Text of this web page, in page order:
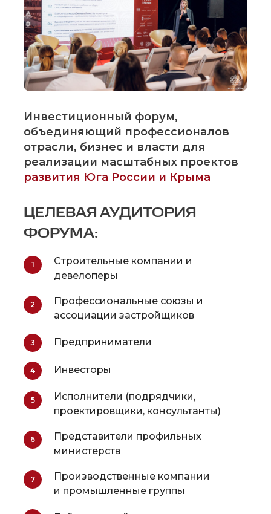
ЦЕЛЕВАЯ АУДИТОРИЯ
ФОРУМА:
Инвестиционный форум,
объединяющий профессионалов
отрасли, бизнес и власти для
реализации масштабных проектов
развития Юга России и Крыма
7
Производственные компании
и промышленные группы
1
Строительные компании и
девелоперы
5
Исполнители (подрядчики,
проектировщики, консультанты)
4 Инвесторы
3 Предприниматели
2
Профессиональные союзы и
ассоциации застройщиков
6
Представители профильных
министерств